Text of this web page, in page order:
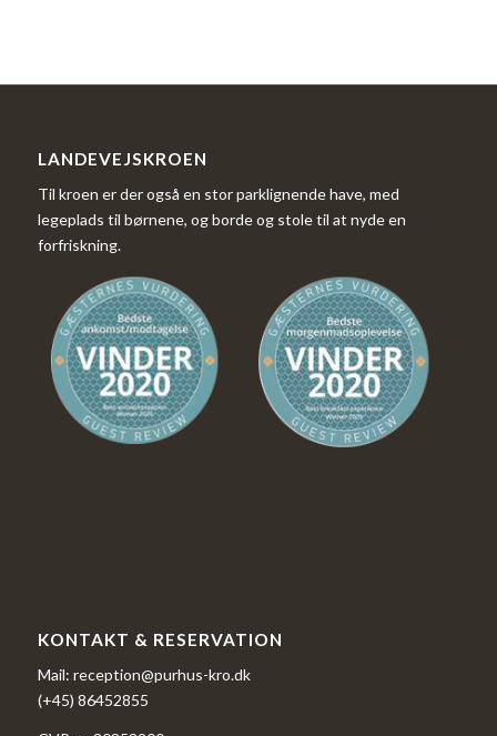
LANDEVEJSKROEN
Til kroen er der også en stor parklignende have, med
legeplads til børnene, og borde og stole til at nyde en
forfriskning.
KONTAKT & RESERVATION
Mail: reception@purhus-kro.dk
(+45) 86452855